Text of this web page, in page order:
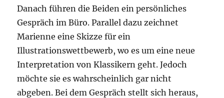
Danach führen die Beiden ein persönliches
Gespräch im Büro. Parallel dazu zeichnet
Marienne eine Skizze für ein
Illustrationswettbewerb, wo es um eine neue
Interpretation von Klassikern geht. Jedoch
möchte sie es wahrscheinlich gar nicht
abgeben. Bei dem Gespräch stellt sich heraus,